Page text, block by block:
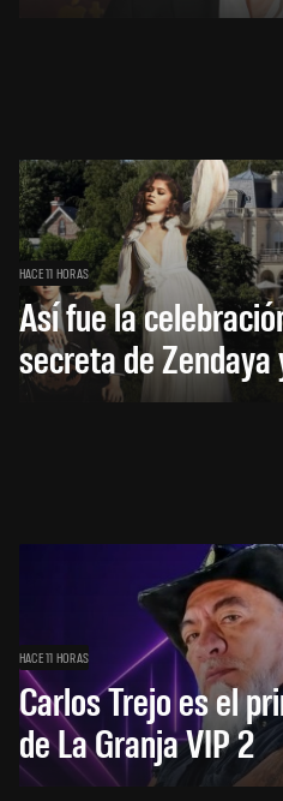
HACE 11 HORAS
Así fue la
secreta de Zendaya
HACE 11 HORAS
Carlos Trejo es el
de La Granja VIP 2